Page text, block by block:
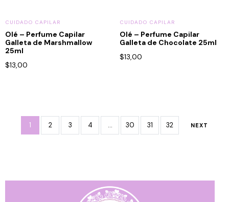
CUIDADO CAPILAR
Olé – Perfume Capilar
Galleta de Marshmallow
25ml
$13,00
CUIDADO CAPILAR
Olé – Perfume Capilar
Galleta de Chocolate 25ml
$13,00
1 2 3 4 … 30 31 32 NEXT